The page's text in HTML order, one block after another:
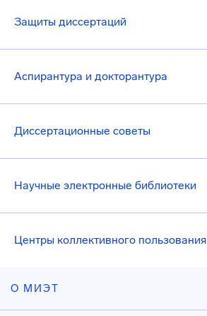
Защиты диссертаций
Аспирантура и докторантура
Диссертационные советы
Научные электронные библиотеки
Центры коллективного пользования
О МИЭТ